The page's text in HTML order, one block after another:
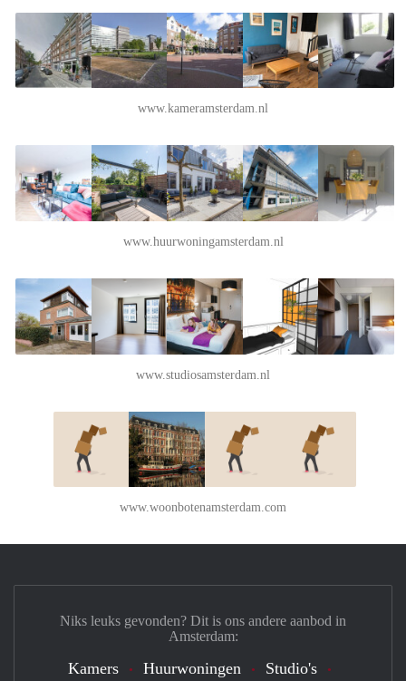
www.kameramsterdam.nl
www.huurwoningamsterdam.nl
www.studiosamsterdam.nl
www.woonbotenamsterdam.com
Niks leuks gevonden? Dit is ons andere aanbod in
Amsterdam:
Kamers Huurwoningen
Studio's